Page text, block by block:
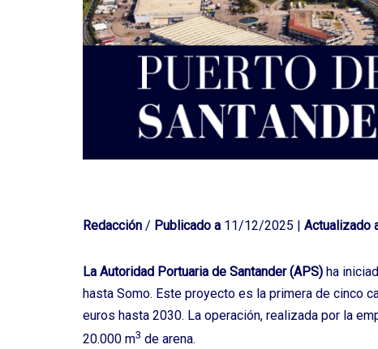
Redacción / Publicado a 11/12/2025 | Actualizado
La Autoridad Portuaria de Santander (APS) ha
hasta Somo. Este proyecto es la primera de cinco
euros hasta 2030. La operación, realizada por la
20.000 m3 de arena.